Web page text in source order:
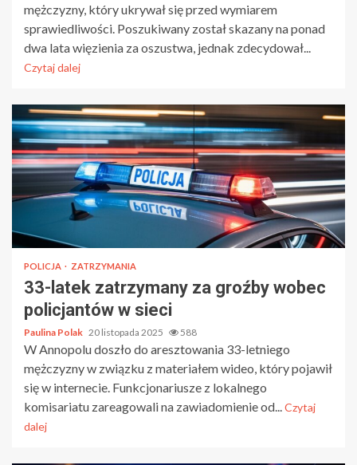
mężczyzny, który ukrywał się przed wymiarem
sprawiedliwości. Poszukiwany został skazany na ponad
dwa lata więzienia za oszustwa, jednak zdecydował...
Czytaj dalej
POLICJA ZATRZYMANIA
33-latek zatrzymany za groźby wobec
policjantów w sieci
Paulina Polak 20 listopada 2025 588
W Annopolu doszło do aresztowania 33-letniego
mężczyzny w związku z materiałem wideo, który pojawił
się w internecie. Funkcjonariusze z lokalnego
komisariatu zareagowali na zawiadomienie od...Czytaj
dalej